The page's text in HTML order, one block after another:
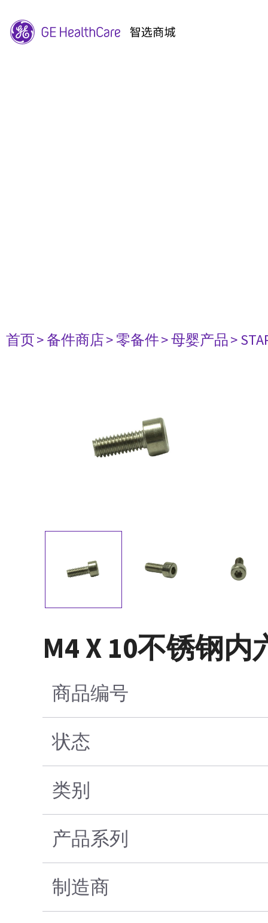
首页> 备件商店> 零备件> 母婴产品>
M4 X 10不锈钢内
商品编号
状态
类别
产品系列
制造商